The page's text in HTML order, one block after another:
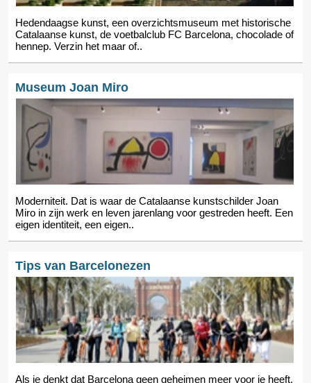
Hedendaagse kunst, een overzichtsmuseum met historische
Catalaanse kunst, de voetbalclub FC Barcelona, chocolade of
hennep. Verzin het maar of..
Museum Joan Miro
Moderniteit. Dat is waar de Catalaanse kunstschilder Joan
Miro in zijn werk en leven jarenlang voor gestreden heeft. Een
eigen identiteit, een eigen..
Tips van Barcelonezen
Als je denkt dat Barcelona geen geheimen meer voor je heeft,